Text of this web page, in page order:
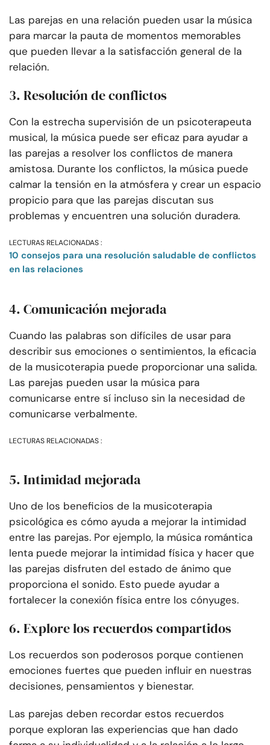
Las parejas en una relación pueden usar la música
para marcar la pauta de momentos memorables
que pueden llevar a la satisfacción general de la
relación.
3. Resolución de conflictos
Con la estrecha supervisión de un psicoterapeuta
musical, la música puede ser eficaz para ayudar a
las parejas a resolver los conflictos de manera
amistosa. Durante los conflictos, la música puede
calmar la tensión en la atmósfera y crear un espacio
propicio para que las parejas discutan sus
problemas y encuentren una solución duradera.
LECTURAS RELACIONADAS :
10 consejos para una resolución saludable de conflictos
en las relaciones
4. Comunicación mejorada
Cuando las palabras son difíciles de usar para
describir sus emociones o sentimientos, la eficacia
de la musicoterapia puede proporcionar una salida.
Las parejas pueden usar la música para
comunicarse entre sí incluso sin la necesidad de
comunicarse verbalmente.
LECTURAS RELACIONADAS :
5. Intimidad mejorada
Uno de los beneficios de la musicoterapia
psicológica es cómo ayuda a mejorar la intimidad
entre las parejas. Por ejemplo, la música romántica
lenta puede mejorar la intimidad física y hacer que
las parejas disfruten del estado de ánimo que
proporciona el sonido. Esto puede ayudar a
fortalecer la conexión física entre los cónyuges.
6. Explore los recuerdos compartidos
Los recuerdos son poderosos porque contienen
emociones fuertes que pueden influir en nuestras
decisiones, pensamientos y bienestar.
Las parejas deben recordar estos recuerdos
porque exploran las experiencias que han dado